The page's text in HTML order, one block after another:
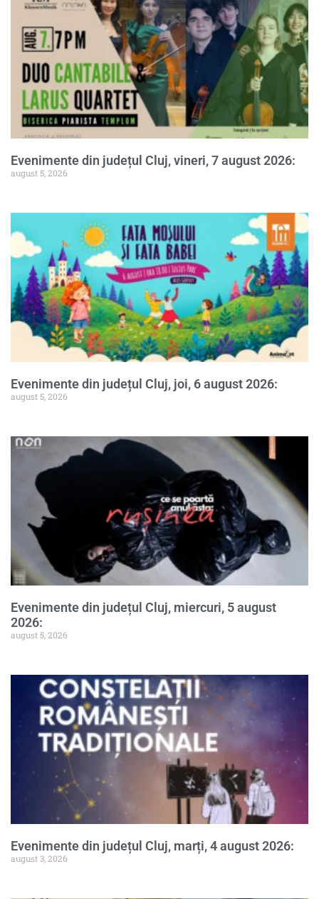
Evenimente din județul Cluj, vineri, 7 august 2026:
august 5, 2026
Evenimente din județul Cluj, joi, 6 august 2026:
august 5, 2026
Evenimente din județul Cluj, miercuri, 5 august
2026:
august 5, 2026
Evenimente din județul Cluj, marți, 4 august 2026:
august 3, 2026